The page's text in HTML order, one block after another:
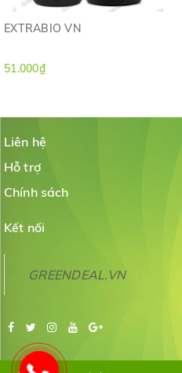
EXTRABIO VN
51.000₫
Liên hệ
Hỗ trợ
Chính sách
Kết nối
GREENDEAL.VN